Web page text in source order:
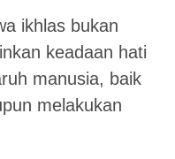
ikhlas bukan
keadaan hati
manusia, baik
melakukan